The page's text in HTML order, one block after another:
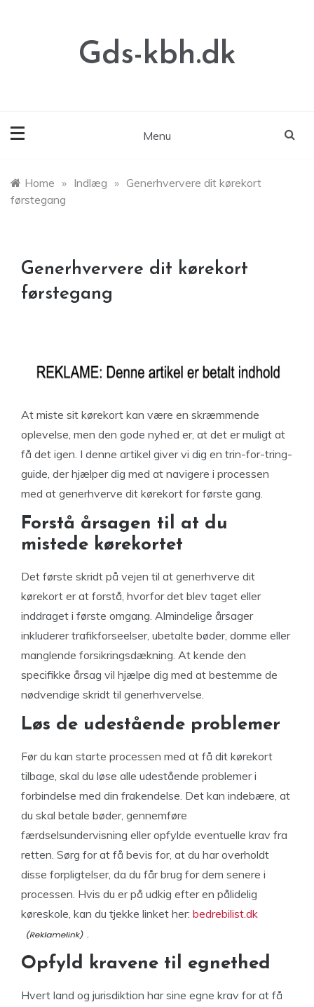
Gds-kbh.dk
Menu
Home » Indlæg » Generhververe dit kørekort
førstegang
Generhververe dit kørekort
førstegang
At miste sit kørekort kan være en skræmmende
oplevelse, men den gode nyhed er, at det er muligt at
få det igen. I denne artikel giver vi dig en trin-for-tring-
guide, der hjælper dig med at navigere i processen
med at generhverve dit kørekort for første gang.
Forstå årsagen til at du
mistede kørekortet
Det første skridt på vejen til at generhverve dit
kørekort er at forstå, hvorfor det blev taget eller
inddraget i første omgang. Almindelige årsager
inkluderer trafikforseelser, ubetalte bøder, domme eller
manglende forsikringsdækning. At kende den
specifikke årsag vil hjælpe dig med at bestemme de
nødvendige skridt til generhvervelse.
Løs de udestående problemer
Før du kan starte processen med at få dit kørekort
tilbage, skal du løse alle udestående problemer i
forbindelse med din frakendelse. Det kan indebære, at
du skal betale bøder, gennemføre
færdselsundervisning eller opfylde eventuelle krav fra
retten. Sørg for at få bevis for, at du har overholdt
disse forpligtelser, da du får brug for dem senere i
processen. Hvis du er på udkig efter en pålidelig
køreskole, kan du tjekke linket her: bedrebilist.dk
.
Opfyld kravene til egnethed
Hvert land og jurisdiktion har sine egne krav for at få